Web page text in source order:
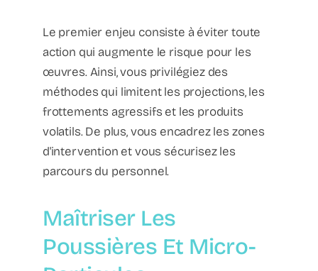
Le premier enjeu consiste à éviter toute
action qui augmente le risque pour les
œuvres. Ainsi, vous privilégiez des
méthodes qui limitent les projections, les
frottements agressifs et les produits
volatils. De plus, vous encadrez les zones
d'intervention et vous sécurisez les
parcours du personnel.
Maîtriser Les
Poussières Et Micro-